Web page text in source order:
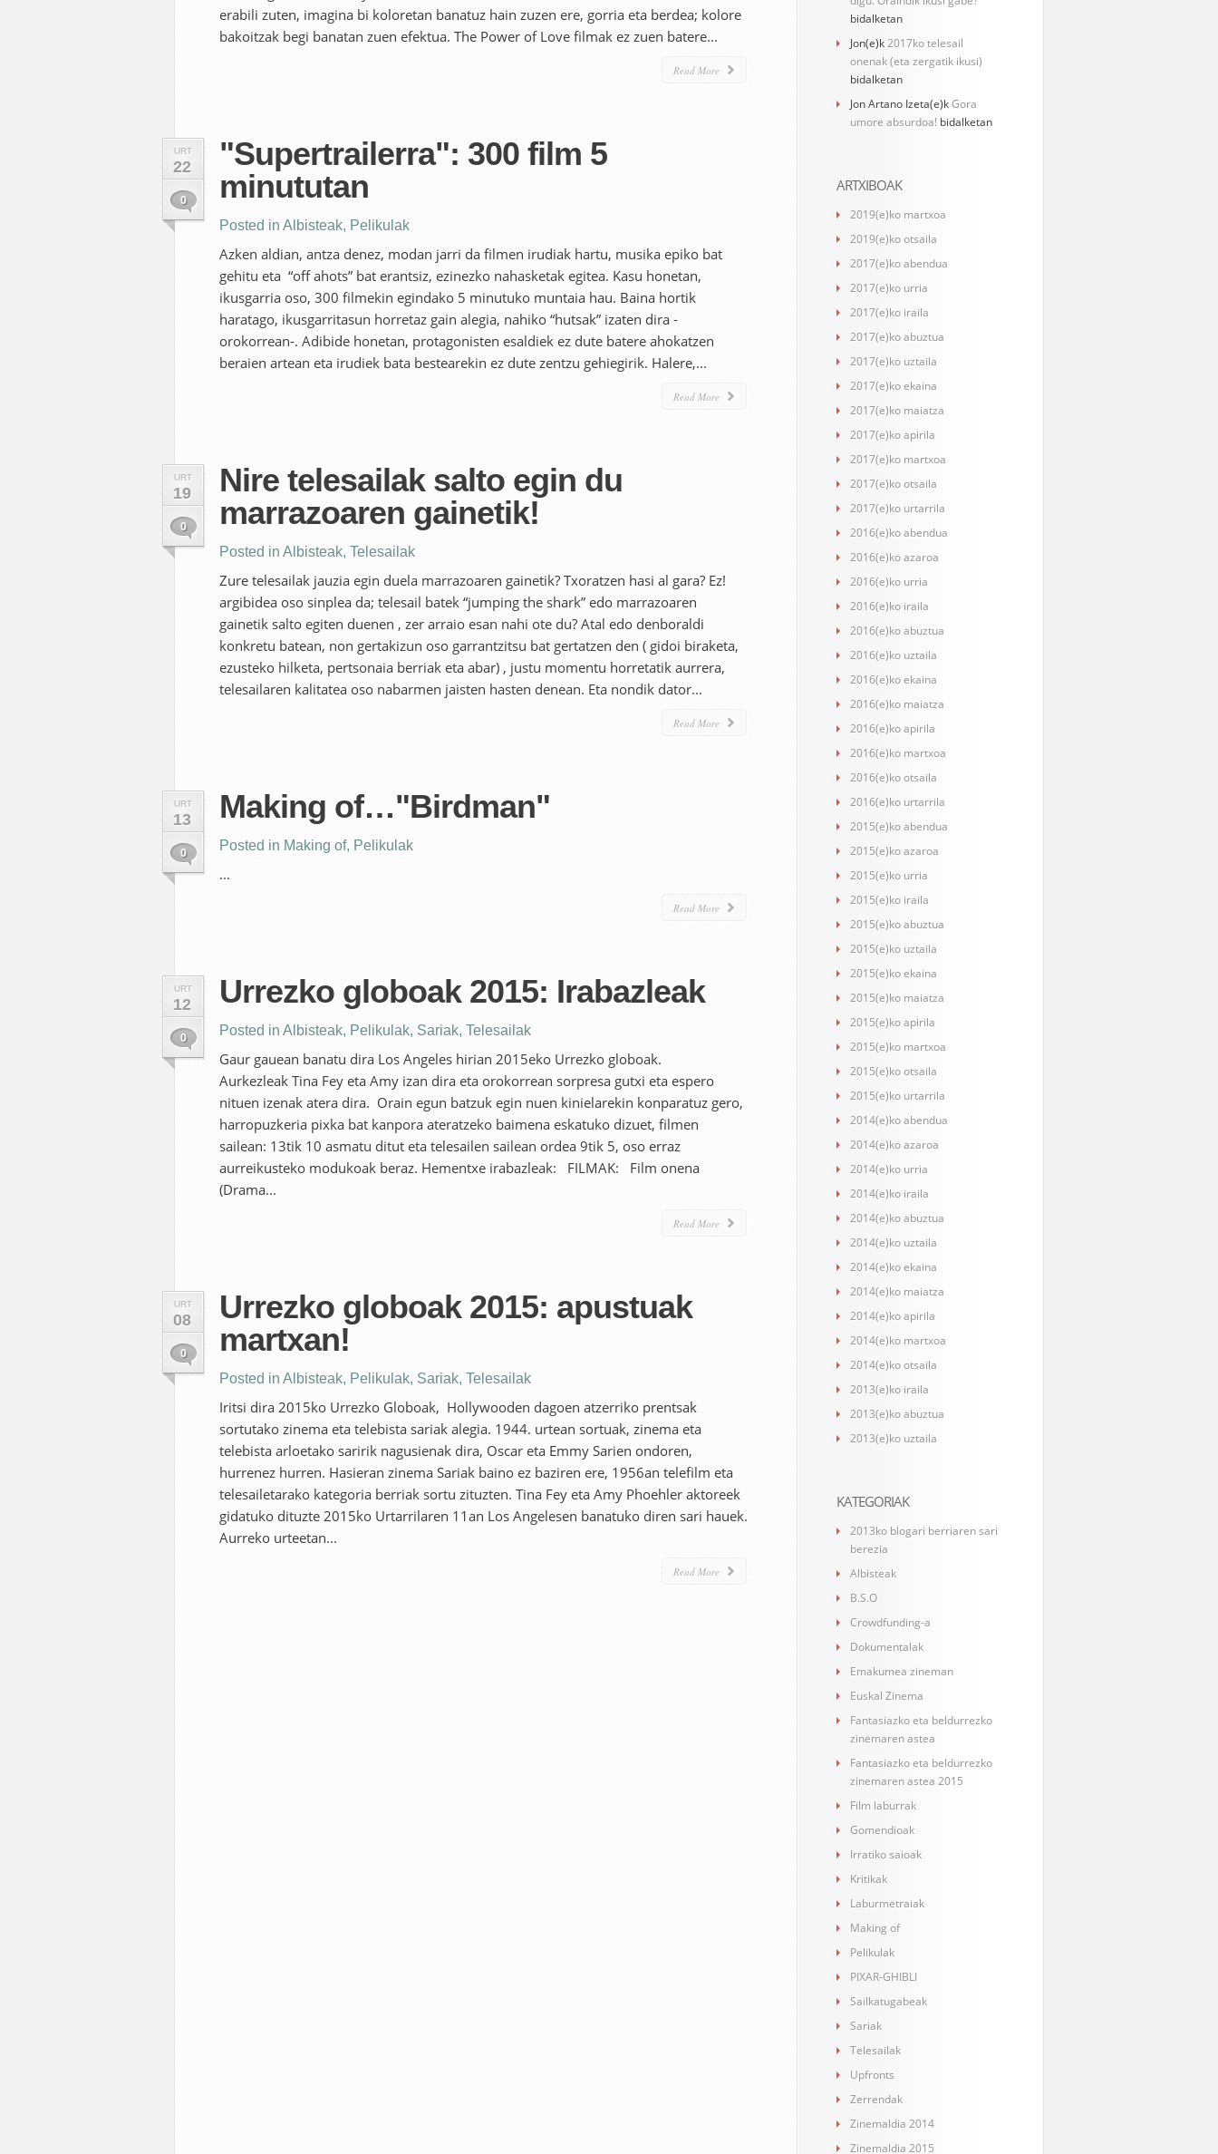
erabili zuten, imagina bi koloretan banatuz hain zuzen ere, gorria eta berdea; kolore
bakoitzak begi banatan zuen efektua. The Power of Love filmak ez zuen batere...
Read More
URT
22
0
"Supertrailerra": 300 film 5
minututan
Posted in Albisteak, Pelikulak
Azken aldian, antza denez, modan jarri da filmen irudiak hartu, musika epiko bat
gehitu eta “off ahots” bat erantsiz, ezinezko nahasketak egitea. Kasu honetan,
ikusgarria oso, 300 filmekin egindako 5 minutuko muntaia hau. Baina hortik
haratago, ikusgarritasun horretaz gain alegia, nahiko “hutsak” izaten dira -
orokorrean-. Adibide honetan, protagonisten esaldiek ez dute batere ahokatzen
beraien artean eta irudiek bata bestearekin ez dute zentzu gehiegirik. Halere,...
Read More
URT
19
0
Nire telesailak salto egin du
marrazoaren gainetik!
Posted in Albisteak, Telesailak
Zure telesailak jauzia egin duela marrazoaren gainetik? Txoratzen hasi al gara? Ez!
argibidea oso sinplea da; telesail batek “jumping the shark” edo marrazoaren
gainetik salto egiten duenen , zer arraio esan nahi ote du? Atal edo denboraldi
konkretu batean, non gertakizun oso garrantzitsu bat gertatzen den ( gidoi biraketa,
ezusteko hilketa, pertsonaia berriak eta abar) , justu momentu horretatik aurrera,
telesailaren kalitatea oso nabarmen jaisten hasten denean. Eta nondik dator...
Read More
URT
13
0
Making of…"Birdman"
Posted in Making of, Pelikulak
...
Read More
URT
12
0
Urrezko globoak 2015: Irabazleak
Posted in Albisteak, Pelikulak, Sariak, Telesailak
Gaur gauean banatu dira Los Angeles hirian 2015eko Urrezko globoak.
Aurkezleak Tina Fey eta Amy izan dira eta orokorrean sorpresa gutxi eta espero
nituen izenak atera dira. Orain egun batzuk egin nuen kinielarekin konparatuz gero,
harropuzkeria pixka bat kanpora ateratzeko baimena eskatuko dizuet, filmen
sailean: 13tik 10 asmatu ditut eta telesailen sailean ordea 9tik 5, oso erraz
aurreikusteko modukoak beraz. Hementxe irabazleak: FILMAK: Film onena
(Drama...
Read More
URT
08
0
Urrezko globoak 2015: apustuak
martxan!
Posted in Albisteak, Pelikulak, Sariak, Telesailak
Iritsi dira 2015ko Urrezko Globoak, Hollywooden dagoen atzerriko prentsak
sortutako zinema eta telebista sariak alegia. 1944. urtean sortuak, zinema eta
telebista arloetako saririk nagusienak dira, Oscar eta Emmy Sarien ondoren,
hurrenez hurren. Hasieran zinema Sariak baino ez baziren ere, 1956an telefilm eta
telesailetarako kategoria berriak sortu zituzten. Tina Fey eta Amy Phoehler aktoreek
gidatuko dituzte 2015ko Urtarrilaren 11an Los Angelesen banatuko diren sari hauek.
Aurreko urteetan...
Read More
bidalketan
Jon(e)k2017ko telesail
onenak (eta zergatik ikusi)
bidalketan
Jon Artano Izeta(e)kGora
umore absurdoa! bidalketan
ARTXIBOAK
2019(e)ko martxoa
2019(e)ko otsaila
2017(e)ko abendua
2017(e)ko urria
2017(e)ko iraila
2017(e)ko abuztua
2017(e)ko uztaila
2017(e)ko ekaina
2017(e)ko maiatza
2017(e)ko apirila
2017(e)ko martxoa
2017(e)ko otsaila
2017(e)ko urtarrila
2016(e)ko abendua
2016(e)ko azaroa
2016(e)ko urria
2016(e)ko iraila
2016(e)ko abuztua
2016(e)ko uztaila
2016(e)ko ekaina
2016(e)ko maiatza
2016(e)ko apirila
2016(e)ko martxoa
2016(e)ko otsaila
2016(e)ko urtarrila
2015(e)ko abendua
2015(e)ko azaroa
2015(e)ko urria
2015(e)ko iraila
2015(e)ko abuztua
2015(e)ko uztaila
2015(e)ko ekaina
2015(e)ko maiatza
2015(e)ko apirila
2015(e)ko martxoa
2015(e)ko otsaila
2015(e)ko urtarrila
2014(e)ko abendua
2014(e)ko azaroa
2014(e)ko urria
2014(e)ko iraila
2014(e)ko abuztua
2014(e)ko uztaila
2014(e)ko ekaina
2014(e)ko maiatza
2014(e)ko apirila
2014(e)ko martxoa
2014(e)ko otsaila
2013(e)ko iraila
2013(e)ko abuztua
2013(e)ko uztaila
KATEGORIAK
2013ko blogari berriaren sari
berezia
Albisteak
B.S.O
Crowdfunding-a
Dokumentalak
Emakumea zineman
Euskal Zinema
Fantasiazko eta beldurrezko
zinemaren astea
Fantasiazko eta beldurrezko
zinemaren astea 2015
Film laburrak
Gomendioak
Irratiko saioak
Kritikak
Laburmetraiak
Making of
Pelikulak
PIXAR-GHIBLI
Sailkatugabeak
Sariak
Telesailak
Upfronts
Zerrendak
Zinemaldia 2014
Zinemaldia 2015